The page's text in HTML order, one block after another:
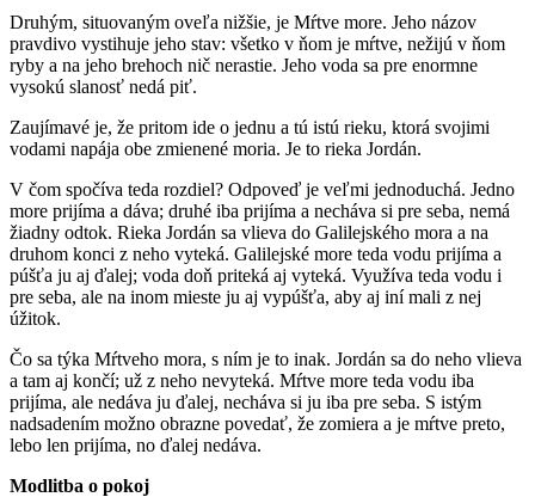
Druhým, situovaným oveľa nižšie, je Mŕtve more. Jeho názov
pravdivo vystihuje jeho stav: všetko v ňom je mŕtve, nežijú v ňom
ryby a na jeho brehoch nič nerastie. Jeho voda sa pre enormne
vysokú slanosť nedá piť.
Zaujímavé je, že pritom ide o jednu a tú istú rieku, ktorá svojimi
vodami napája obe zmienené moria. Je to rieka Jordán.
V čom spočíva teda rozdiel? Odpoveď je veľmi jednoduchá. Jedno
more prijíma a dáva; druhé iba prijíma a necháva si pre seba, nemá
žiadny odtok. Rieka Jordán sa vlieva do Galilejského mora a na
druhom konci z neho vyteká. Galilejské more teda vodu prijíma a
púšťa ju aj ďalej; voda doň priteká aj vyteká. Využíva teda vodu i
pre seba, ale na inom mieste ju aj vypúšťa, aby aj iní mali z nej
úžitok.
Čo sa týka Mŕtveho mora, s ním je to inak. Jordán sa do neho vlieva
a tam aj končí; už z neho nevyteká. Mŕtve more teda vodu iba
prijíma, ale nedáva ju ďalej, necháva si ju iba pre seba. S istým
nadsadením možno obrazne povedať, že zomiera a je mŕtve preto,
lebo len prijíma, no ďalej nedáva.
Modlitba o pokoj